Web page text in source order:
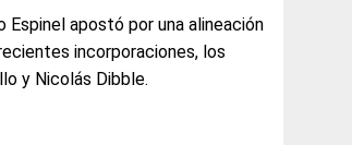
Espinel apostó por una alineación
incorporaciones, los
y Nicolás Dibble.